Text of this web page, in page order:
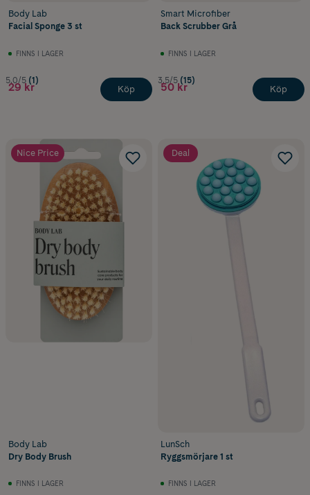
Body Lab
Facial Sponge 3 st
FINNS I LAGER
5.0/5 (1)
29 kr Köp
Smart Microfiber
Back Scrubber Grå
FINNS I LAGER
3.5/5 (15)
50 kr Köp
Nice Price
Body Lab
Dry Body Brush
FINNS I LAGER
Deal
LunSch
Ryggsmörjare 1 st
FINNS I LAGER